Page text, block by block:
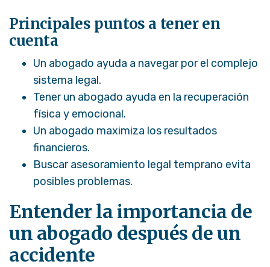
Principales puntos a tener en
cuenta
Un abogado ayuda a navegar por el complejo
sistema legal.
Tener un abogado ayuda en la recuperación
física y emocional.
Un abogado maximiza los resultados
financieros.
Buscar asesoramiento legal temprano evita
posibles problemas.
Entender la importancia de
un abogado después de un
accidente